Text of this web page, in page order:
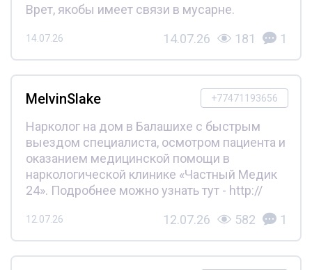
Врет, якобы имеет связи в мусарне.
14.07.26 14.07.26 181 1
+77471193656
MelvinSlake
Нарколог на дом в Балашихе с быстрым
выездом специалиста, осмотром пациента и
оказанием медицинской помощи в
наркологической клинике «Частный Медик
24». Подробнее можно узнать тут - http://
12.07.26 12.07.26 582 1